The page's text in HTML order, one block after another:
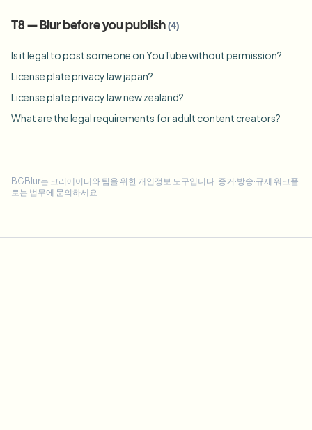
T8 — Blur before you publish (4)
Is it legal to post someone on YouTube without permission?
License plate privacy law japan?
License plate privacy law new zealand?
What are the legal requirements for adult content creators?
BGBlur는 크리에이터와 팀을 위한 개인정보 도구입니다. 증거·방송·규제 워크플
로는 법무에 문의하세요.